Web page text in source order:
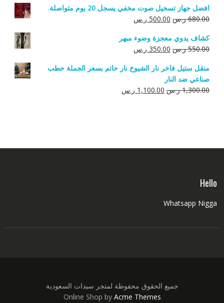
افضل جهاز تسجيل صوت مخفي يسجل 20 يوم متواصلة.
680.00 ر.س السعر
هو:
680.00 ر.س.
500.00 ر.سالسعر
هو:
500.00 ر.س.
كشاف يدوي معجزة وضوء مبهر
550.00 ر.س السعر
هو:
550.00 ر.س.
350.00 ر.سالسعر
هو:
منقل ستيل فاخر نار الشيوخ نار حاتم بسعر الجملة حطب
صناعي ضد النار
1,300.00 ر.س السعر
1,100.00 ر.سالسعر
Hello
Whatsapp Nigga
جميع الحقوق محفوظة لمتجر سيدات السعودية
Online Shop by Acme Themes